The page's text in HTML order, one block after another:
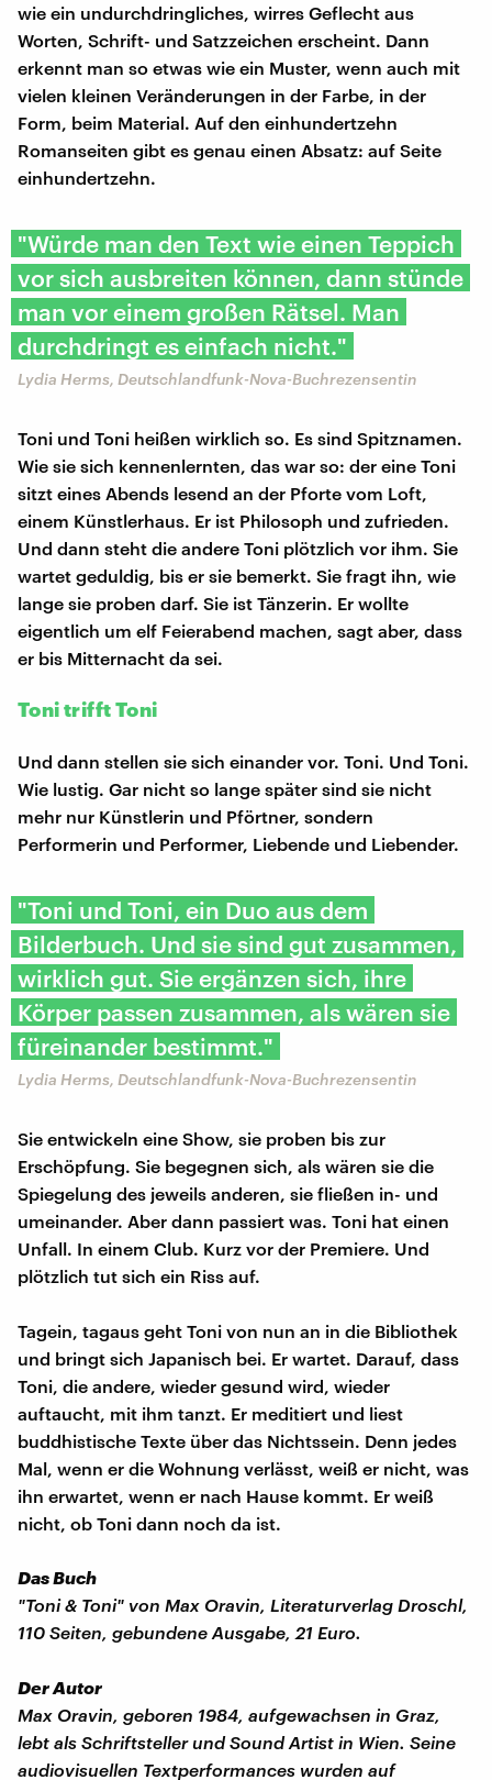
wie ein undurchdringliches, wirres Geflecht aus
Worten, Schrift- und Satzzeichen erscheint. Dann
erkennt man so etwas wie ein Muster, wenn auch mit
vielen kleinen Veränderungen in der Farbe, in der
Form, beim Material. Auf den einhundertzehn
Romanseiten gibt es genau einen Absatz: auf Seite
einhundertzehn.
"Würde man den Text wie einen Teppich
vor sich ausbreiten können, dann stünde
man vor einem großen Rätsel. Man
durchdringt es einfach nicht."
Lydia Herms, Deutschlandfunk-Nova-Buchrezensentin
Toni und Toni heißen wirklich so. Es sind Spitznamen.
Wie sie sich kennenlernten, das war so: der eine Toni
sitzt eines Abends lesend an der Pforte vom Loft,
einem Künstlerhaus. Er ist Philosoph und zufrieden.
Und dann steht die andere Toni plötzlich vor ihm. Sie
wartet geduldig, bis er sie bemerkt. Sie fragt ihn, wie
lange sie proben darf. Sie ist Tänzerin. Er wollte
eigentlich um elf Feierabend machen, sagt aber, dass
er bis Mitternacht da sei.
Toni trifft Toni
Und dann stellen sie sich einander vor. Toni. Und Toni.
Wie lustig. Gar nicht so lange später sind sie nicht
mehr nur Künstlerin und Pförtner, sondern
Performerin und Performer, Liebende und Liebender.
"Toni und Toni, ein Duo aus dem
Bilderbuch. Und sie sind gut zusammen,
wirklich gut. Sie ergänzen sich, ihre
Körper passen zusammen, als wären sie
füreinander bestimmt."
Lydia Herms, Deutschlandfunk-Nova-Buchrezensentin
Sie entwickeln eine Show, sie proben bis zur
Erschöpfung. Sie begegnen sich, als wären sie die
Spiegelung des jeweils anderen, sie fließen in- und
umeinander. Aber dann passiert was. Toni hat einen
Unfall. In einem Club. Kurz vor der Premiere. Und
plötzlich tut sich ein Riss auf.
Tagein, tagaus geht Toni von nun an in die Bibliothek
und bringt sich Japanisch bei. Er wartet. Darauf, dass
Toni, die andere, wieder gesund wird, wieder
auftaucht, mit ihm tanzt. Er meditiert und liest
buddhistische Texte über das Nichtssein. Denn jedes
Mal, wenn er die Wohnung verlässt, weiß er nicht, was
ihn erwartet, wenn er nach Hause kommt. Er weiß
nicht, ob Toni dann noch da ist.
Das Buch
"Toni & Toni" von Max Oravin, Literaturverlag Droschl,
110 Seiten, gebundene Ausgabe, 21 Euro.
Der Autor
Max Oravin, geboren 1984, aufgewachsen in Graz,
lebt als Schriftsteller und Sound Artist in Wien. Seine
audiovisuellen Textperformances wurden auf